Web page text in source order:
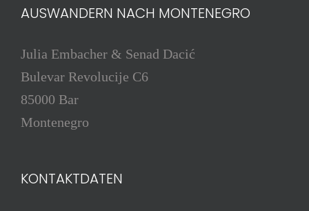
AUSWANDERN NACH MONTENEGRO
Julia Embacher & Senad Dacić
Bulevar Revolucije C6
85000 Bar
Montenegro
KONTAKTDATEN